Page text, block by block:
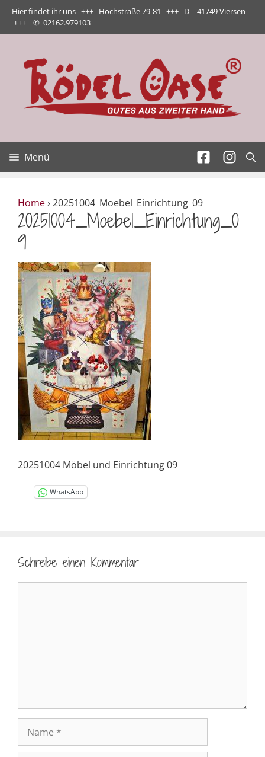
Zum
Inhalt
springen
Hier findet ihr uns +++ Hochstraße 79-81 +++ D – 41749 Viersen
+++ ✆ 02162.979103
Menü
Home› 20251004_Moebel_Einrichtung_09
20251004_Moebel_Einrichtung_0
9
20251004 Möbel und Einrichtung 09
WhatsApp
Schreibe einen Kommentar